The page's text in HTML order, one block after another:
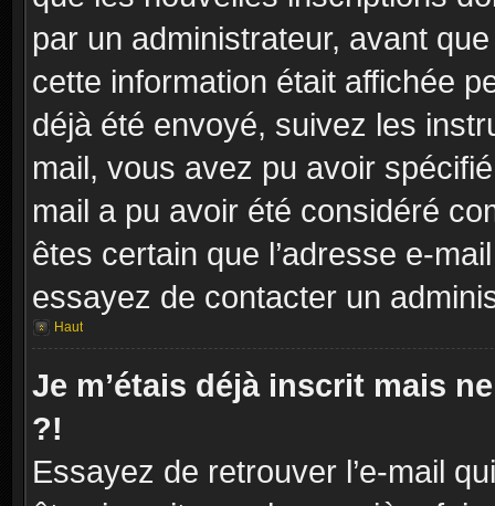
par un administrateur, avant
cette information était affichée
déjà été envoyé, suivez les
mail, vous avez pu avoir
mail a pu avoir été considéré
êtes certain que l’adresse e-
essayez de contacter un
Haut
Je m’étais déjà inscrit mais
?!
Essayez de retrouver l’e-mail